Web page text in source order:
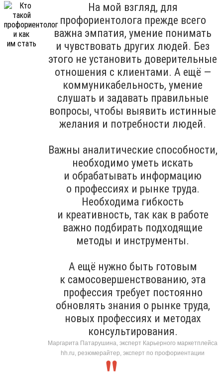
На мой взгляд, для
профориентолога прежде всего
важна эмпатия, умение понимать
и чувствовать других людей. Без
этого не установить доверительные
отношения с клиентами. А ещё —
коммуникабельность, умение
слушать и задавать правильные
вопросы, чтобы выявить истинные
желания и потребности людей.
Важны аналитические способности,
необходимо уметь искать
и обрабатывать информацию
о профессиях и рынке труда.
Необходима гибкость
и креативность, так как в работе
важно подбирать подходящие
методы и инструменты.
А ещё нужно быть готовым
к самосовершенствованию, эта
профессия требует постоянно
обновлять знания о рынке труда,
новых профессиях и методах
консультирования.
Маргарита Патарушина, эксперт Карьерного маркетплейса
hh.ru, резюмерайтер, эксперт по профориентации